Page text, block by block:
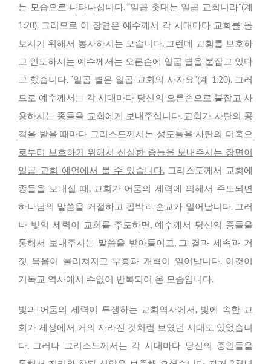
는 모습으로 나타나십니다. “일곱 촛대는 일곱 교회니라”(계
1:20). 그러므로 이 장면은 예수께서 각 시대마다 교회를 돌
보시기 위해서 봉사하시는 모습니다. 그런데 교회를 보호하
고 인도하시는 예수께서는 오른손에 일곱 별을 붙잡고 있다
고 했습니다. “일곱 별은 일곱 교회의 사자요”(계 1:20). 그러
므로 예수께서는 각 시대마다 당신의 오른손으로 붙잡고 사
용하시는 종들을 교회에게 보내주십니다. 교회가 사탄의 공
격을 받을 때마다 그리스도께서는 성도들을 사탄의 미혹으
로부터 보호하기 위해서 신실한 종들을 보내주시는 장면이
일곱 교회 예언에서 볼 수 있습니다.그리스도께서 교회에
종들을 보내실 때, 교회가 어둠의 세력에 의해서 주도되면
하나님의 말씀을 거절하고 핍박과 순교가 일어납니다. 그러
나 빛의 세력이 교회를 주도하면, 예수께서 당신의 종들을
통해서 보내주시는 말씀을 받아들이고, 그 결과 세속과 거
짓 복음이 물리쳐지고 부흥과 개혁이 일어납니다. 이것이
기독교 역사에서 수없이 반복되어 온 모습입니다.
빛과 어둠의 세력이 투쟁하는 교회역사에서, 빛에 속한 교
회가 세상에서 거의 사라진 것처럼 보였던 시대도 있었습니
다. 그러나 그리스도께서는 각 시대마다 당신의 증인들을